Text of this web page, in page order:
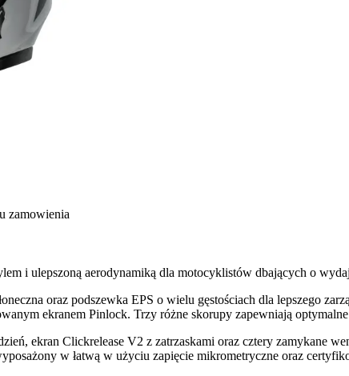
zamowienia
i ulepszoną aerodynamiką dla motocyklistów dbających o
oraz podszewka EPS o wielu gęstościach dla lepszego
ekranem Pinlock. Trzy różne skorupy zapewniają
ekran Clickrelease V2 z zatrzaskami oraz cztery zamykane
w łatwą w użyciu zapięcie mikrometryczne oraz